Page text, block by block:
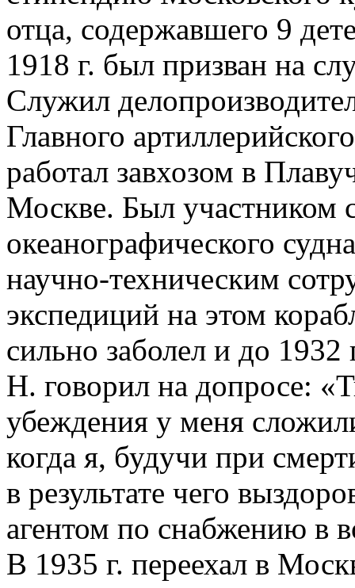
отца, содержавшего 9
1918 г. был призван на
Служил
Главного
работал завхозом в
Москве. Был участником
океанографического
научно-техническим
экспедиций на этом
сильно заболел и до 1932
Н. говорил на допросе:
убеждения у меня
когда я, будучи при
в результате чего
агентом по снабжению в
В 1935 г. переехал в